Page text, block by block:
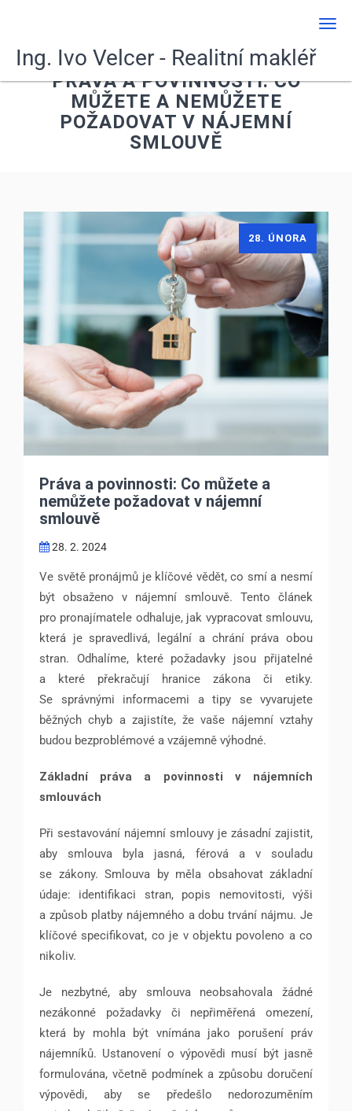
Ing. Ivo Velcer - Realitní makléř
PRÁVA A POVINNOSTI: CO
MŮŽETE A NEMŮŽETE
POŽADOVAT V NÁJEMNÍ
SMLOUVĚ
Práva a povinnosti: Co můžete a
nemůžete požadovat v nájemní
smlouvě
28. 2. 2024
28. ÚNORA
Ve světě pronájmů je klíčové vědět, co smí a nesmí
být obsaženo v nájemní smlouvě. Tento článek
pro pronajímatele odhaluje, jak vypracovat smlouvu,
která je spravedlivá, legální a chrání práva obou
stran. Odhalíme, které požadavky jsou přijatelné
a které překračují hranice zákona či etiky.
Se správnými informacemi a tipy se vyvarujete
běžných chyb a zajistíte, že vaše nájemní vztahy
budou bezproblémové a vzájemně výhodné.
Základní práva a povinnosti v nájemních
smlouvách
Při sestavování nájemní smlouvy je zásadní zajistit,
aby smlouva byla jasná, férová a v souladu
se zákony. Smlouva by měla obsahovat základní
údaje: identifikaci stran, popis nemovitosti, výši
a způsob platby nájemného a dobu trvání nájmu. Je
klíčové specifikovat, co je v objektu povoleno a co
nikoliv.
Je nezbytné, aby smlouva neobsahovala žádné
nezákonné požadavky či nepřiměřená omezení,
která by mohla být vnímána jako porušení práv
nájemníků. Ustanovení o výpovědi musí být jasně
formulována, včetně podmínek a způsobu doručení
výpovědi, aby se předešlo nedorozuměním